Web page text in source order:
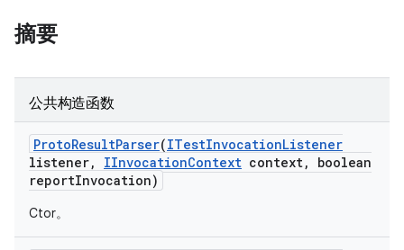
摘要
公共构造函数
ProtoResultParser(ITestInvocationListener
listener, IInvocationContext context,
boolean
reportInvocation)
Ctor。